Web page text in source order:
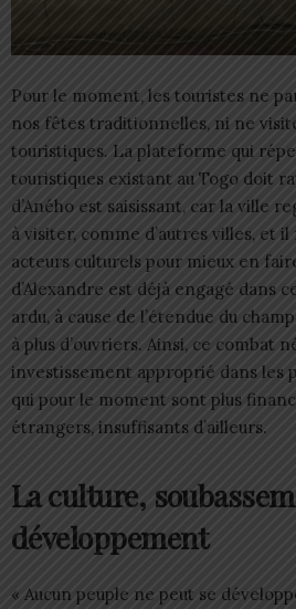
Pour le moment, les touristes ne
nos fêtes traditionnelles, ni ne
touristiques. La plateforme qui
touristiques existant au Togo doit
d’Aného est saisissant, car la ville
à visiter, comme d’autres villes, et
acteurs culturels pour mieux en
d’Alexandre est déjà engagé dans
ardu, à cause de l’étendue du
à plus d’ouvriers. Ainsi, ce combat
investissement approprié dans les
qui pour le moment sont plus
étrangers, insuffisants d’ailleurs.
La culture,
développement
« Aucun peuple ne peut se